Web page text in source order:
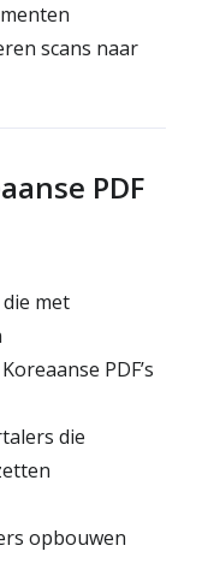
scans naar
PDF
met
PDF’s
die
opbouwen